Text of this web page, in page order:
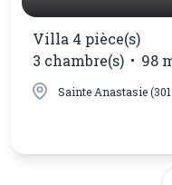
Villa 4 pièce(s)
3 chambre(s)
98
Sainte Anastasie